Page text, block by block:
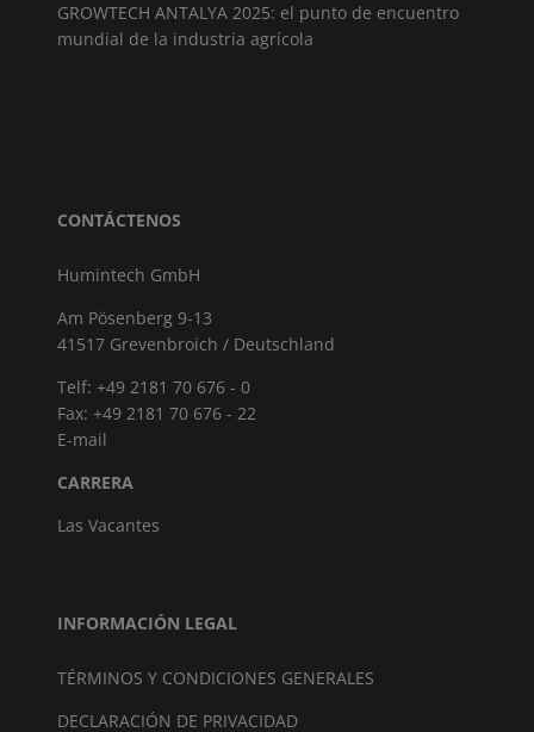
GROWTECH ANTALYA 2025: el punto de encuentro
mundial de la industria agrícola
CONTÁCTENOS
Humintech GmbH
Am Pösenberg 9-13
41517 Grevenbroich / Deutschland
Telf: +49 2181 70 676 - 0
Fax: +49 2181 70 676 - 22
E-mail
CARRERA
Las Vacantes
INFORMACIÓN LEGAL
TÉRMINOS Y CONDICIONES GENERALES
DECLARACIÓN DE PRIVACIDAD